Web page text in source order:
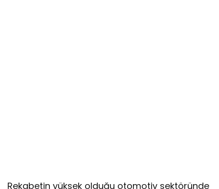
Rekabetin yüksek olduğu otomotiv sektöründe